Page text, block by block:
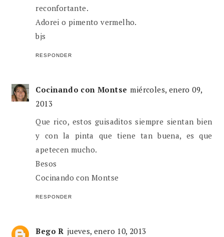
reconfortante.
Adorei o pimento vermelho.
bjs
RESPONDER
Cocinando con Montse miércoles, enero 09,
2013
Que rico, estos guisaditos siempre sientan bien
y con la pinta que tiene tan buena, es que
apetecen mucho.
Besos
Cocinando con Montse
RESPONDER
Bego R jueves, enero 10, 2013